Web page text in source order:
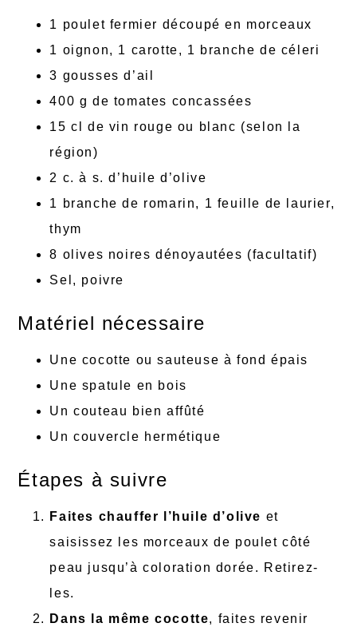
1 poulet fermier découpé en morceaux
1 oignon, 1 carotte, 1 branche de céleri
3 gousses d’ail
400 g de tomates concassées
15 cl de vin rouge ou blanc (selon la
région)
2 c. à s. d’huile d’olive
1 branche de romarin, 1 feuille de laurier,
thym
8 olives noires dénoyautées (facultatif)
Sel, poivre
Matériel nécessaire
Une cocotte ou sauteuse à fond épais
Une spatule en bois
Un couteau bien affûté
Un couvercle hermétique
Étapes à suivre
Faites chauffer l’huile d’olive et
saisissez les morceaux de poulet côté
peau jusqu’à coloration dorée. Retirez-
les.
Dans la même cocotte, faites revenir